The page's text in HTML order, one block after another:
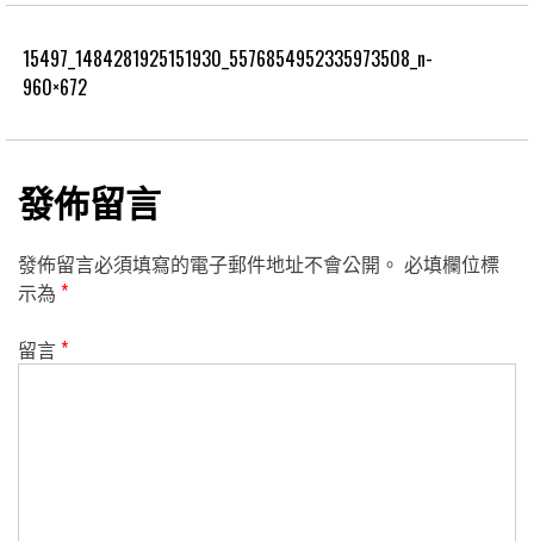
15497_1484281925151930_5576854952335973508_n-
960×672
發佈留言
發佈留言必須填寫的電子郵件地址不會公開。 必填欄位標
示為 *
留言*